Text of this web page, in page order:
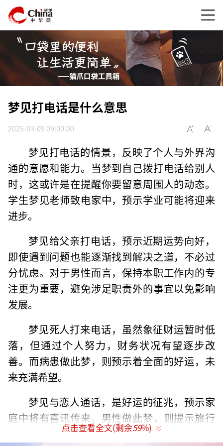
梦见打电话是什么意思
2025-03-09 09:00:00
梦见打电话的情景，反映了个人与外界沟
通的意愿和能力。当梦到自己拨打电话给别人
时，这或许是在提醒你要留意周围人的动态。
学生梦见老师致电家中，预示学业可能将迎来
进步。
梦见给父亲打电话，预示近期运势向好，
即使遇到问题也能逐渐找到解决之道，不必过
分忧虑。对于男性而言，保持本职工作内的专
注更为重要，避免涉足职责外的事宜以免影响
发展。
梦见死人打来电话，虽然象征财运暂时低
落，但通过个人努力，财务状况有望逐步改
善。而病患做此梦，则预示着全面的好运，未
来充满希望。
梦见与恋人通话，是好运的征兆，预示家
庭中将有喜讯传来。男性做此梦，则提示旅行
计划需注意饮食安全，确保旅途健康。
点击查看全文(剩余59%)